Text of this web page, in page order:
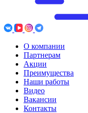
О компании
Партнерам
Акции
Преимущества
Наши работы
Видео
Вакансии
Контакты